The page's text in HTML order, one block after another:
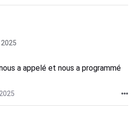
a appelé et nous a programmé